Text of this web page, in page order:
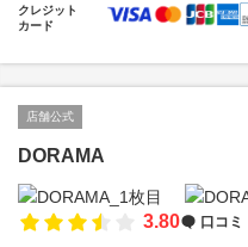
クレジット
カード
店舗公式
DORAMA
3.80 口コミ